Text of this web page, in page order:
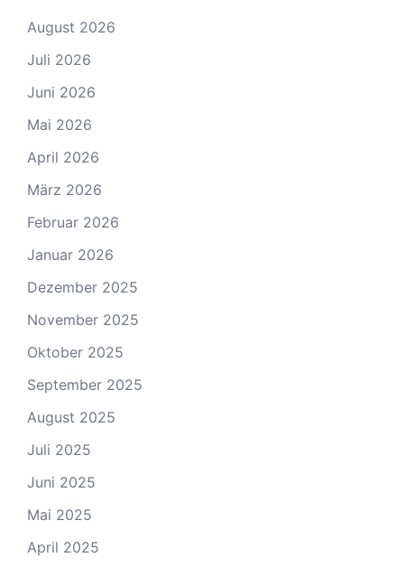
August 2026
Juli 2026
Juni 2026
Mai 2026
April 2026
März 2026
Februar 2026
Januar 2026
Dezember 2025
November 2025
Oktober 2025
September 2025
August 2025
Juli 2025
Juni 2025
Mai 2025
April 2025